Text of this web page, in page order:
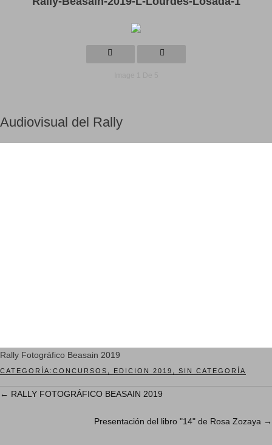
Audiovisual del Rally
Rally Fotográfico Beasain 2019
CATEGORÍA: CONCURSOS EDICION 2019 SIN CATEGORÍA
← RALLY FOTOGRÁFICO BEASAIN 2019
Presentación del libro "14" de Rosa Zozaya →